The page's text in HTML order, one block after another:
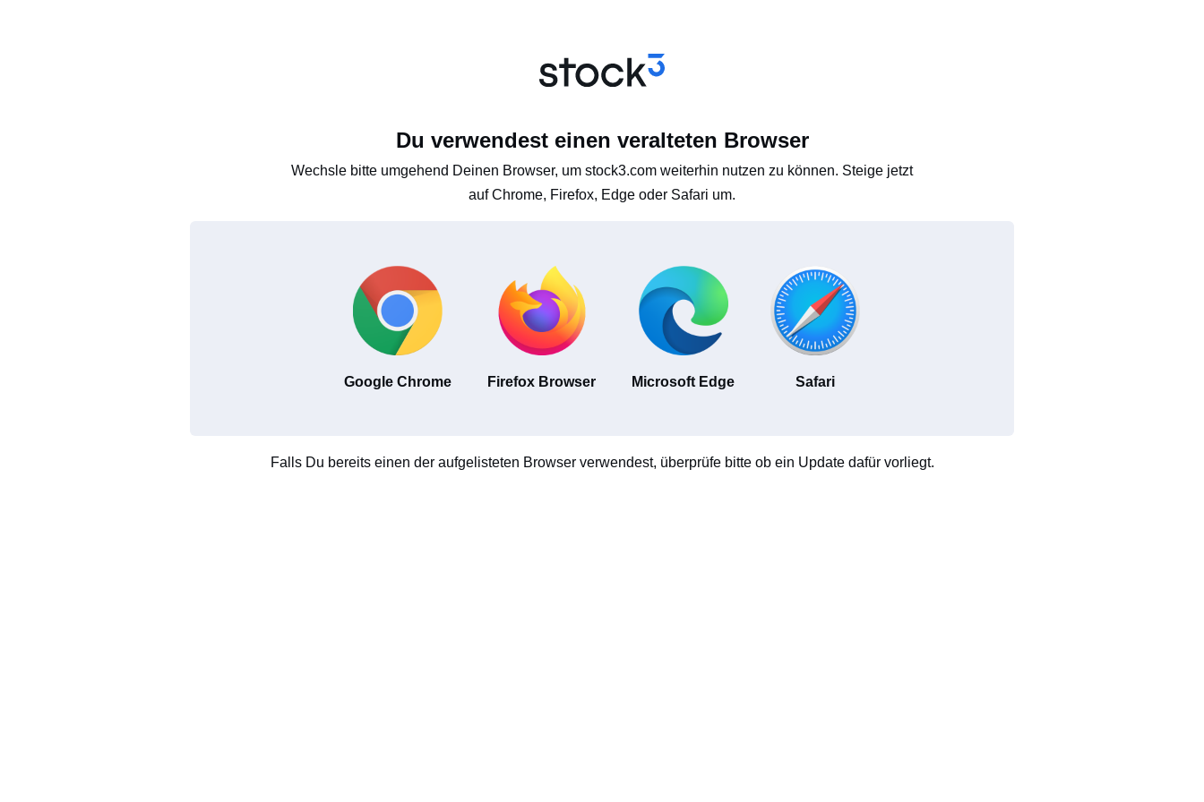
Du verwendest einen veralteten Browser
Wechsle bitte umgehend Deinen Browser, um stock3.com weiterhin nutzen zu können. Steige jetzt
auf Chrome, Firefox, Edge oder Safari um.
Google Chrome Firefox Browser Microsoft Edge Safari
Falls Du bereits einen der aufgelisteten Browser verwendest, überprüfe bitte ob ein Update dafür vorliegt.